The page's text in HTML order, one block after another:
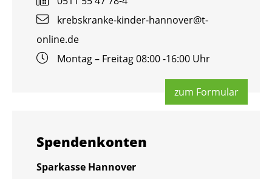
krebs­kran­ke-kin­der-han­no­ver@​t-​
online.​de
Mon­tag – Frei­tag 08:00 -16:00 Uhr
zum For­mu­lar
Spen­den­kon­ten
Spar­kas­se Han­no­ver